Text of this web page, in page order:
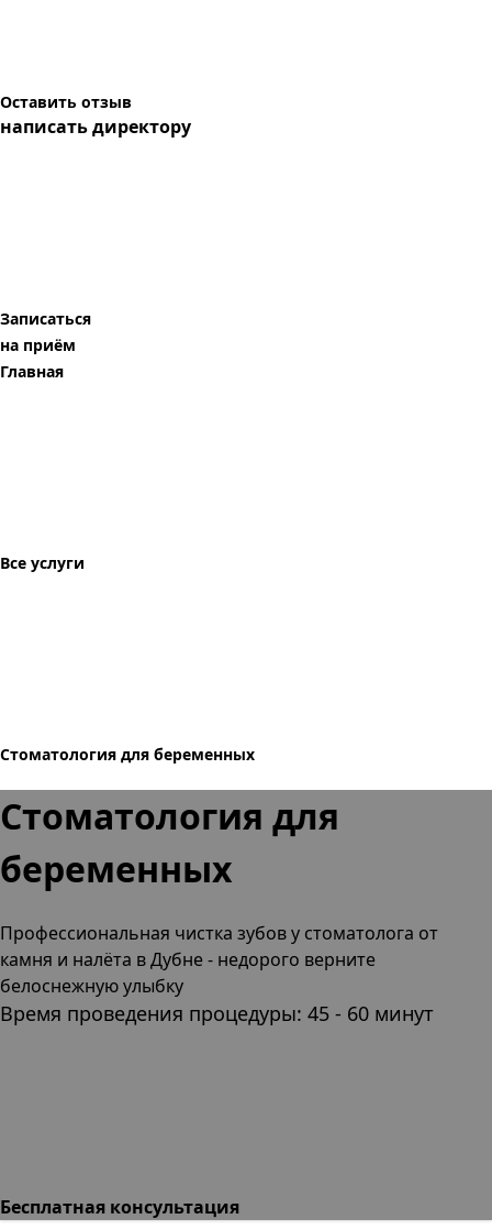
Оставить отзыв
написать директору
Записаться
на приём
Главная
Все услуги
Стоматология для беременных
Стоматология для
беременных
Профессиональная чистка зубову стоматолога от
камня и налёта в Дубне- недорого верните
белоснежную улыбку
Время проведения процедуры: 45 - 60 минут
Бесплатная консультация